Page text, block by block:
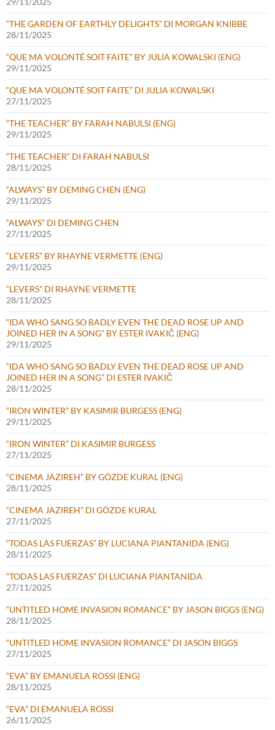
“THE GARDEN OF EARTHLY DELIGHTS” DI MORGAN KNIBBE
28/11/2025
“QUE MA VOLONTÉ SOIT FAITE” BY JULIA KOWALSKI (ENG)
29/11/2025
“QUE MA VOLONTÉ SOIT FAITE” DI JULIA KOWALSKI
27/11/2025
“THE TEACHER” BY FARAH NABULSI (ENG)
29/11/2025
“THE TEACHER” DI FARAH NABULSI
28/11/2025
“ALWAYS” BY DEMING CHEN (ENG)
29/11/2025
“ALWAYS” DI DEMING CHEN
27/11/2025
“LEVERS” BY RHAYNE VERMETTE (ENG)
29/11/2025
“LEVERS” DI RHAYNE VERMETTE
28/11/2025
“IDA WHO SANG SO BADLY EVEN THE DEAD ROSE UP AND
JOINED HER IN A SONG” BY ESTER IVAKIČ (ENG)
29/11/2025
“IDA WHO SANG SO BADLY EVEN THE DEAD ROSE UP AND
JOINED HER IN A SONG” DI ESTER IVAKIČ
28/11/2025
“IRON WINTER” BY KASIMIR BURGESS (ENG)
29/11/2025
“IRON WINTER” DI KASIMIR BURGESS
27/11/2025
“CINEMA JAZIREH” BY GÖZDE KURAL (ENG)
28/11/2025
“CINEMA JAZIREH” DI GÖZDE KURAL
27/11/2025
“TODAS LAS FUERZAS” BY LUCIANA PIANTANIDA (ENG)
28/11/2025
“TODAS LAS FUERZAS” DI LUCIANA PIANTANIDA
27/11/2025
“UNTITLED HOME INVASION ROMANCE” BY JASON BIGGS (ENG)
28/11/2025
“UNTITLED HOME INVASION ROMANCE” DI JASON BIGGS
27/11/2025
“EVA” BY EMANUELA ROSSI (ENG)
28/11/2025
“EVA” DI EMANUELA ROSSI
26/11/2025